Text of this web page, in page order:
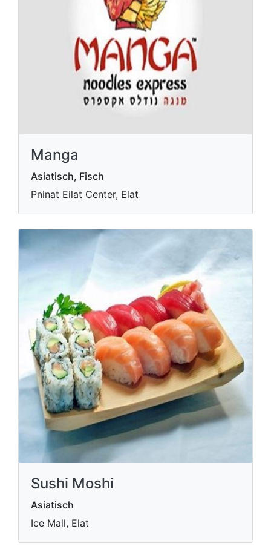
Manga
Asiatisch, Fisch
Pninat Eilat Center, Elat
Sushi Moshi
Asiatisch
Ice Mall, Elat